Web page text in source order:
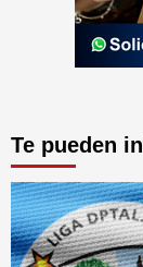
Te pueden